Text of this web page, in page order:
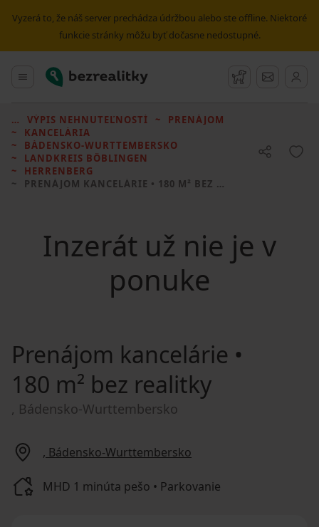
Vyzerá to, že náš server prechádza údržbou alebo ste offline. Niektoré
funkcie stránky môžu byť dočasne nedostupné.
Hlavné menu
Bezrealitky Strážny pes
Správy
VÝPIS NEHNUTEĽNOSTÍ
PRENÁJOM
KANCELÁRIA
BÁDENSKO-WURTTEMBERSKO
LANDKREIS BÖBLINGEN
HERRENBERG
PRENÁJOM KANCELÁRIE • 180 M² BEZ REALITKY
Inzerát už nie je v
ponuke
Prenájom kancelárie •
180 m² bez realitky
, Bádensko-Wurttembersko
, Bádensko-Wurttembersko
MHD 1 minúta pešo • Parkovanie